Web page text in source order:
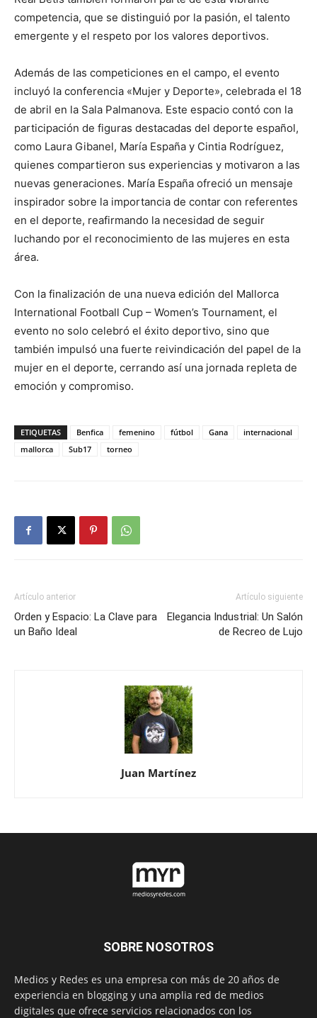
competencia, que se distinguió por la pasión, el talento
emergente y el respeto por los valores deportivos.
Además de las competiciones en el campo, el evento
incluyó la conferencia «Mujer y Deporte», celebrada el 18
de abril en la Sala Palmanova. Este espacio contó con la
participación de figuras destacadas del deporte español,
como Laura Gibanel, María España y Cintia Rodríguez,
quienes compartieron sus experiencias y motivaron a las
nuevas generaciones. María España ofreció un mensaje
inspirador sobre la importancia de contar con referentes
en el deporte, reafirmando la necesidad de seguir
luchando por el reconocimiento de las mujeres en esta
área.
Con la finalización de una nueva edición del Mallorca
International Football Cup – Women’s Tournament, el
evento no solo celebró el éxito deportivo, sino que
también impulsó una fuerte reivindicación del papel de la
mujer en el deporte, cerrando así una jornada repleta de
emoción y compromiso.
ETIQUETAS Benfica femenino fútbol Gana
internacional
mallorca
Sub17 torneo
Artículo anterior
Orden y Espacio: La Clave para
un Baño Ideal
Artículo siguiente
Elegancia Industrial: Un Salón
de Recreo de Lujo
Juan Martínez
SOBRE NOSOTROS
Medios y Redes es una empresa con más de 20 años de
experiencia en blogging y una amplia red de medios
digitales que ofrece servicios relacionados con los